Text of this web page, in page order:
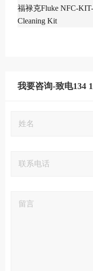
福禄克Fluke NFC-
Cleaning Kit
我要咨询-致电134